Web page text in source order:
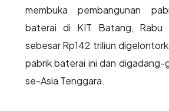
membuka pembangunan
baterai di KIT Batang, Rabu
sebesar Rp142 triliun
pabrik baterai ini dan
se-Asia Tenggara.